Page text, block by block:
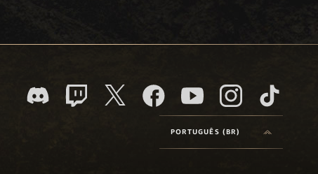
PORTUGUÊS (BR)